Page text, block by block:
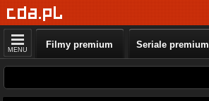
MENU Filmy premium Seriale premium